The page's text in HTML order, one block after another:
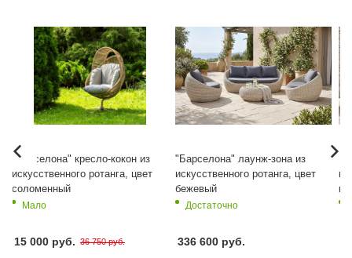
"Барселона" кресло-кокон из
искусственного ротанга, цвет
соломенный
Мало
15 000 руб. 36 750 руб.
"Барселона" лаунж-зона из
искусственного ротанга, цвет
бежевый
Достаточно
336 600руб.